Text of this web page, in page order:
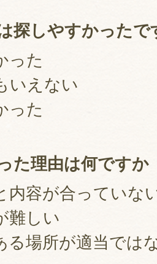
探しやすかったで
った
いえない
った
た理由は何ですか
内容が合っていな
難しい
る場所が適当では